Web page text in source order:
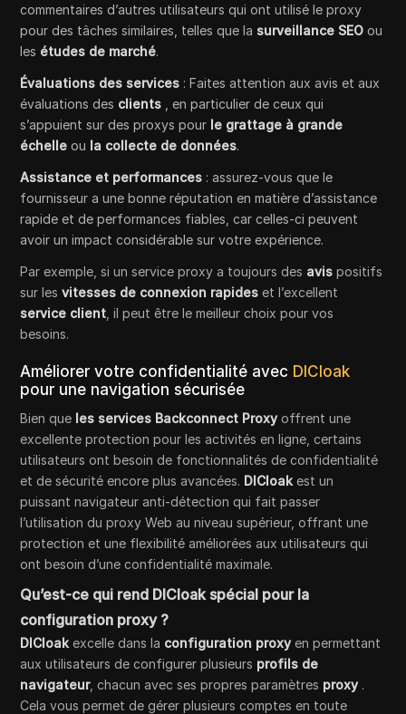
commentaires d’autres utilisateurs qui ont utilisé le proxy
pour des tâches similaires, telles que la surveillance SEO ou
les études de marché.
Évaluations des services : Faites attention aux avis et aux
évaluations des clients , en particulier de ceux qui
s’appuient sur des proxys pour le grattage à grande
échelle ou la collecte de données.
Assistance et performances : assurez-vous que le
fournisseur a une bonne réputation en matière d’assistance
rapide et de performances fiables, car celles-ci peuvent
avoir un impact considérable sur votre expérience.
Par exemple, si un service proxy a toujours des avis positifs
sur lesvitesses de connexion rapides et l’excellent
service client , il peut être le meilleur choix pour vos
besoins.
Améliorer votre confidentialité avec DICloak
pour une navigation sécurisée
Bien que les services Backconnect Proxyoffrent une
excellente protection pour les activités en ligne, certains
utilisateurs ont besoin de fonctionnalités de confidentialité
et de sécurité encore plus avancées. DICloak est un
puissant navigateur anti-détection qui fait passer
l’utilisation du proxy Web au niveau supérieur, offrant une
protection et une flexibilité améliorées aux utilisateurs qui
ont besoin d’une confidentialité maximale.
Qu’est-ce qui rend DICloak spécial pour la
configuration proxy ?
DICloak excelle dans la configuration proxyen permettant
aux utilisateurs de configurer plusieurs profils de
navigateur, chacun avec ses propres paramètres proxy.
Cela vous permet de gérer plusieurs comptes en toute